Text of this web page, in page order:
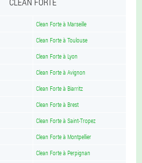
Clean Forte à Marseille
Clean Forte à Toulouse
Clean Forte à Lyon
Clean Forte à Avignon
Clean Forte à Biarritz
Clean Forte à Brest
Clean Forte à Saint-Tropez
Clean Forte à Montpellier
Clean Forte à Perpignan